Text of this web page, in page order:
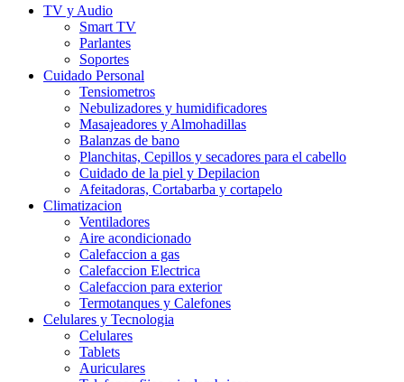
TV y Audio
Smart TV
Parlantes
Soportes
Cuidado Personal
Tensiometros
Nebulizadores y humidificadores
Masajeadores y Almohadillas
Balanzas de bano
Planchitas, Cepillos y secadores para el cabello
Cuidado de la piel y Depilacion
Afeitadoras, Cortabarba y cortapelo
Climatizacion
Ventiladores
Aire acondicionado
Calefaccion a gas
Calefaccion Electrica
Calefaccion para exterior
Termotanques y Calefones
Celulares y Tecnologia
Celulares
Tablets
Auriculares